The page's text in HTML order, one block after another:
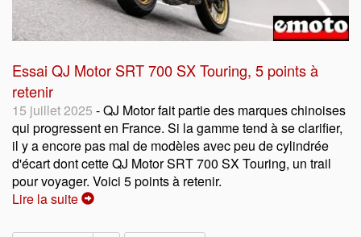
Essai QJ Motor SRT 700 SX Touring, 5 points à
retenir
15 juillet 2025 - QJ Motor fait partie des marques chinoises
qui progressent en France. Si la gamme tend à se clarifier,
il y a encore pas mal de modèles avec peu de cylindrée
d'écart dont cette QJ Motor SRT 700 SX Touring, un trail
pour voyager. Voici 5 points à retenir.
Lire la suite